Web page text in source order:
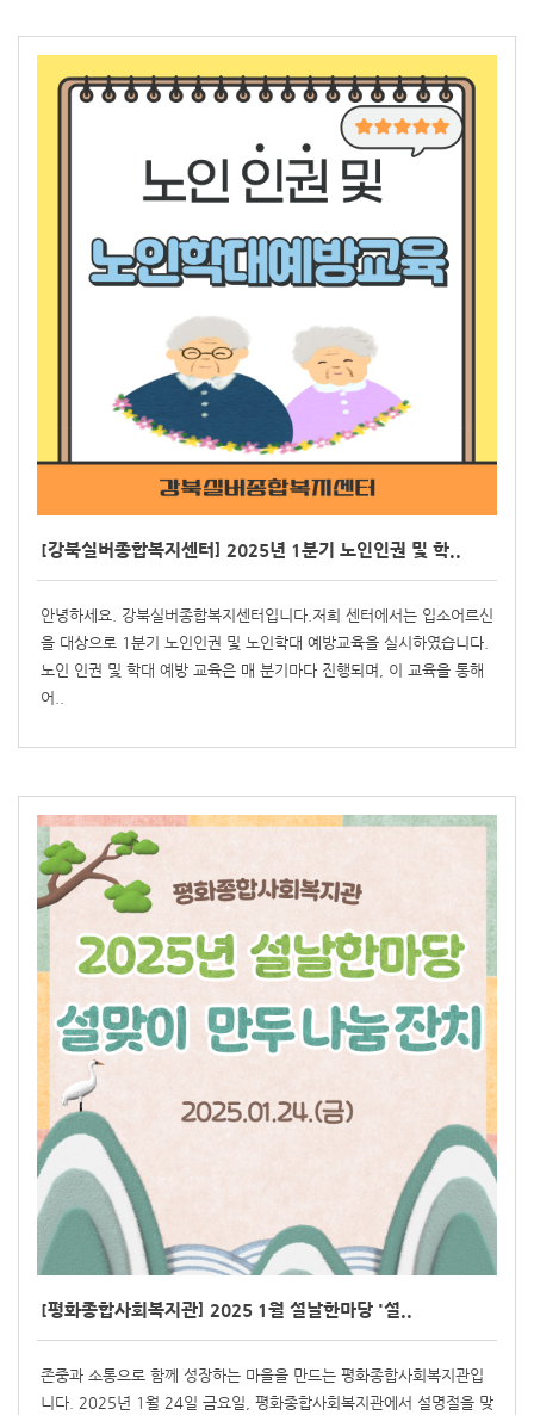
[강북실버종합복지센터] 2025년 1분기 노인인권 및 학..
안녕하세요. 강북실버종합복지센터입니다.저희 센터에서는 입소어르신
을 대상으로 1분기 노인인권 및 노인학대 예방교육을 실시하였습니다.
노인 인권 및 학대 예방 교육은 매 분기마다 진행되며, 이 교육을 통해
어..
[평화종합사회복지관] 2025 1월 설날한마당 '설..
존중과 소통으로 함께 성장하는 마을을 만드는 평화종합사회복지관입
니다. 2025년 1월 24일 금요일, 평화종합사회복지관에서 설명절을 맞